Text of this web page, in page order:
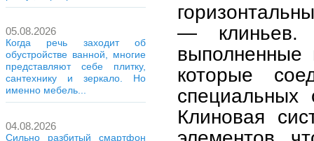
05.08.2026
Когда речь заходит об
обустройстве ванной, многие
представляют себе плитку,
сантехнику и зеркало. Но
именно мебель...
04.08.2026
Сильно разбитый смартфон
— клиньев.
выполненные
которые
специальных
Клиновая